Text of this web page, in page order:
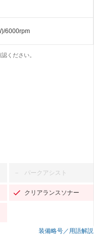
6000rpm
ください。
－ パークアシスト
クリアランスソナー
装備略号／用語解説